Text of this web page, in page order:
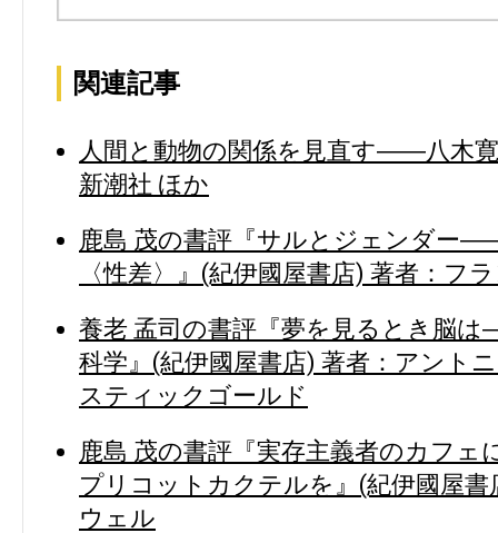
関連記事
人間と動物の関係を見直す――八木
新潮社 ほか
鹿島 茂の書評『サルとジェンダー
〈性差〉』(紀伊國屋書店) 著者：フ
養老 孟司の書評『夢を見るとき脳
科学』(紀伊國屋書店) 著者：アント
スティックゴールド
鹿島 茂の書評『実存主義者のカフ
プリコットカクテルを』(紀伊國屋
ウェル